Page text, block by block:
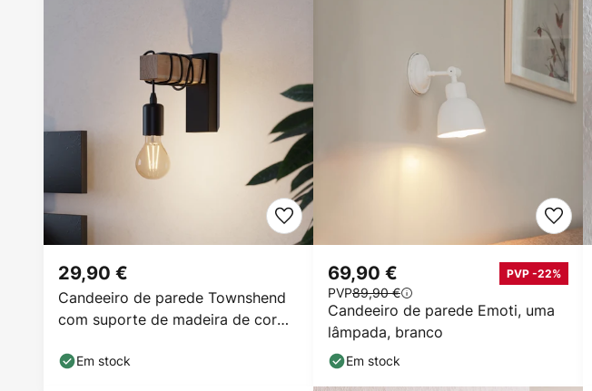
Candeeiro de parede Townshend
com suporte de madeira de cor
29,90 €
Em stock
Candeeiro de parede Emoti, uma
lâmpada, branco
69,90 € PVP -22%
PVP89,90 €
Em stock